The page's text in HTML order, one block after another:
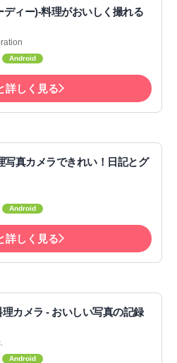
ディー)-料理がおいしく撮れる
Android
詳しく見る
写真カメラできれい！日記とグ
Android
詳しく見る
カメラ - おいしい写真の記録
Android